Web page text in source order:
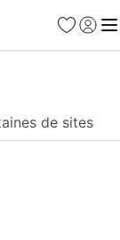
Favoris
Se
de sites